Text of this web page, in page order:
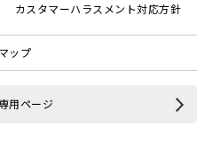
カスタマーハラスメント対応方針
ップ
用ページ